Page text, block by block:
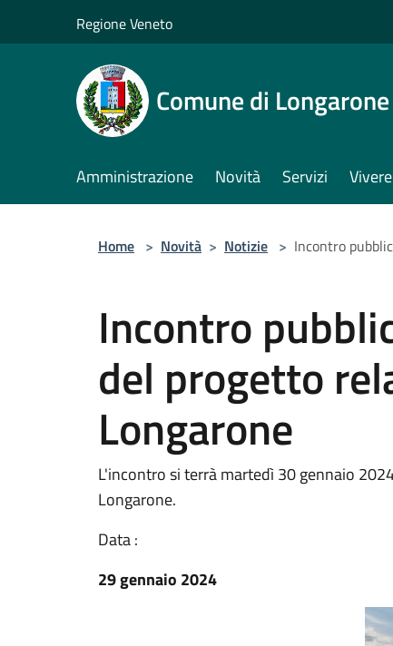
Regione Veneto
Comune di Longarone
Amministrazione Novità Servizi
Home > Novità > Notizie > Incontro
Incontro
del progetto
Longarone
L'incontro si terrà martedì 30 gennaio
Longarone.
Data :
29 gennaio 2024